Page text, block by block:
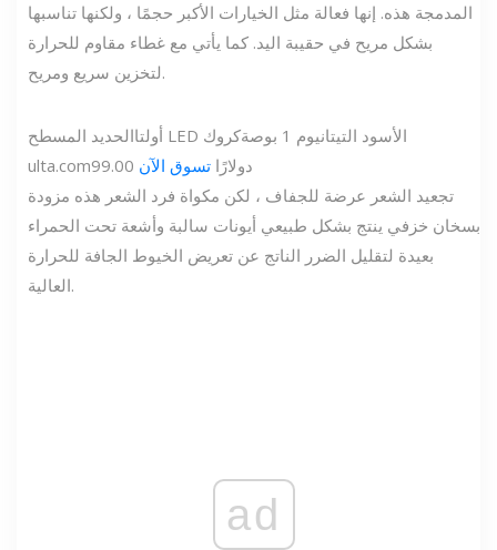
المدمجة هذه. إنها فعالة مثل الخيارات الأكبر حجمًا ، ولكنها تناسبها
بشكل مريح في حقيبة اليد. كما يأتي مع غطاء مقاوم للحرارة
لتخزين سريع ومريح.
أولتا الحديد المسطح LED الأسود التيتانيوم 1 بوصة
كروك
ulta.com
99.00 دولارًا تسوق الآن
تجعيد الشعر عرضة للجفاف ، لكن مكواة فرد الشعر هذه مزودة
بسخان خزفي ينتج بشكل طبيعي أيونات سالبة وأشعة تحت الحمراء
بعيدة لتقليل الضرر الناتج عن تعريض الخيوط الجافة للحرارة
العالية.
ad